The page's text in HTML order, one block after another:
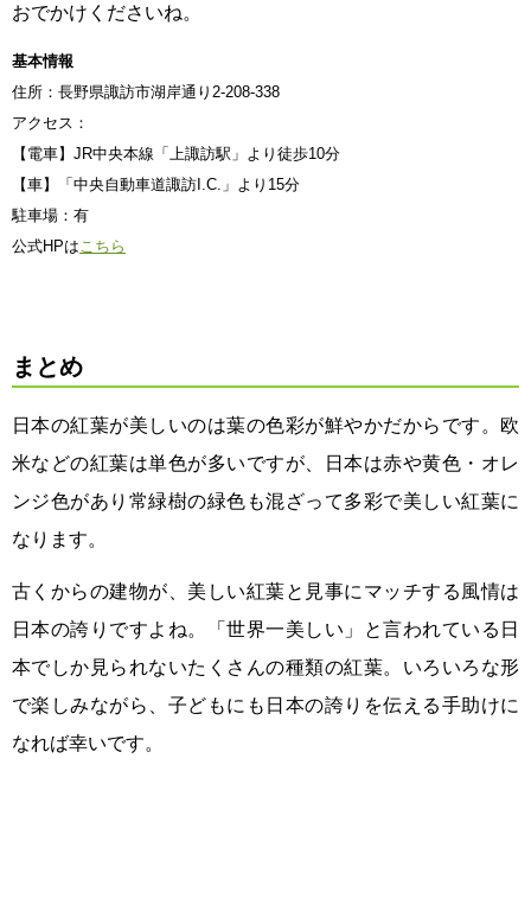
おでかけくださいね。
基本情報
住所：長野県諏訪市湖岸通り2-208-338
アクセス：
【電車】JR中央本線「上諏訪駅」より徒歩10分
【車】「中央自動車道諏訪I.C.」より15分
駐車場：有
公式HPは こちら
まとめ
日本の紅葉が美しいのは葉の色彩が鮮やかだからです。欧
米などの紅葉は単色が多いですが、日本は赤や黄色・オレ
ンジ色があり常緑樹の緑色も混ざって多彩で美しい紅葉に
なります。
古くからの建物が、美しい紅葉と見事にマッチする風情は
日本の誇りですよね。「世界一美しい」と言われている日
本でしか見られないたくさんの種類の紅葉。いろいろな形
で楽しみながら、子どもにも日本の誇りを伝える手助けに
なれば幸いです。